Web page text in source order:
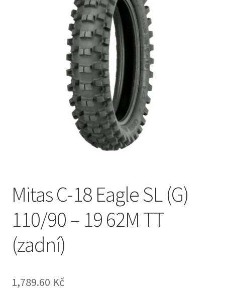
Mitas C-18 Eagle SL (G)
110/90 – 19 62M TT
(zadní)
1,789.60 Kč